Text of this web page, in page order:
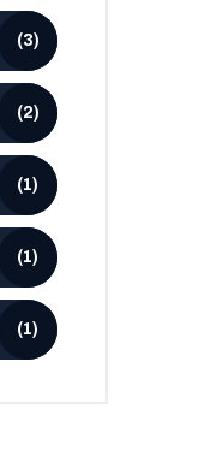
(3)
(2)
(1)
(1)
(1)